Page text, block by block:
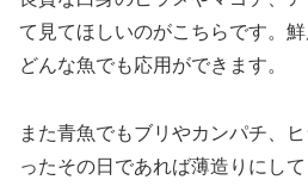
て見てほしいのがこちらです。
どんな魚でも応用ができます。
また青魚でもブリやカンパチ、
ったその日であれば薄造りにし